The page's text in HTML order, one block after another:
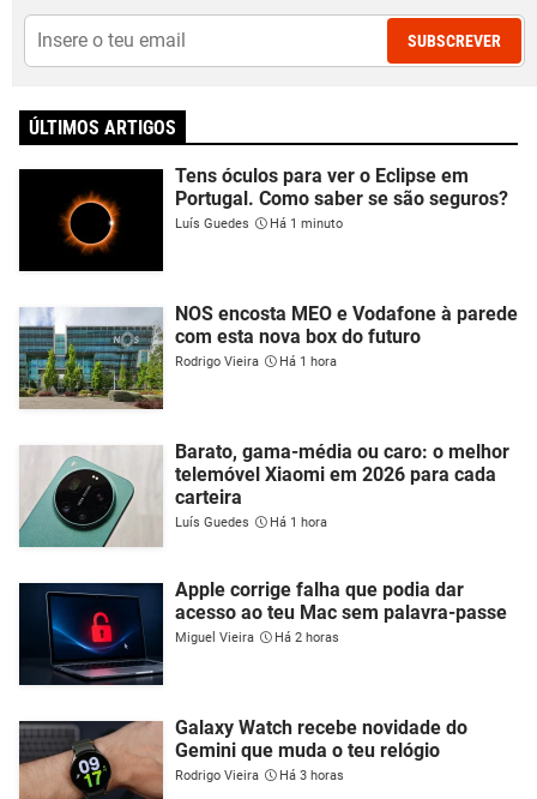
SUBSCREVER
ÚLTIMOS ARTIGOS
Tens óculos para ver o Eclipse em
Portugal. Como saber se são seguros?
Luís Guedes Há 1 minuto
NOS encosta MEO e Vodafone à parede
com esta nova box do futuro
Rodrigo Vieira Há 1 hora
Barato, gama-média ou caro: o melhor
telemóvel Xiaomi em 2026 para cada
carteira
Luís Guedes Há 1 hora
Apple corrige falha que podia dar
acesso ao teu Mac sem palavra-passe
Miguel Vieira Há 2 horas
Galaxy Watch recebe novidade do
Gemini que muda o teu relógio
Rodrigo Vieira Há 3 horas